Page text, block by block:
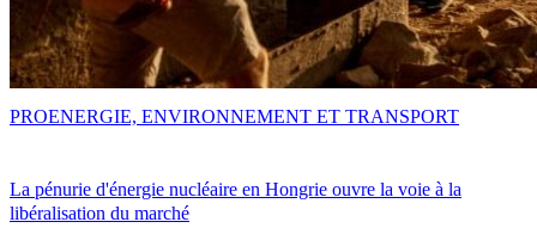
La pénurie d'énergie nucléaire en Hongrie ouvre la voie à la
libéralisation du marché
PROENERGIE, ENVIRONNEMENT ET TRANSPORT